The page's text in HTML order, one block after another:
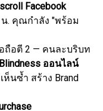
Facebook
. คุณกำลัง "พร้อม
อตี 2 — คนละบริบท
ออนไลน์
นซ้ำ สร้าง Brand